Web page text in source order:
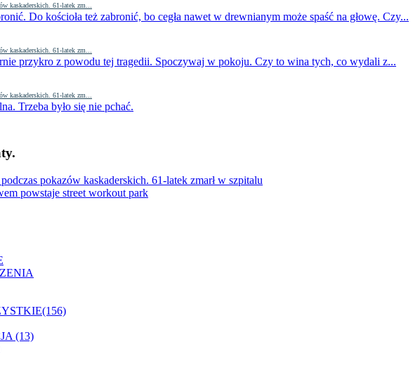
kaskaderskich. 61-latek zm...
Do kościoła też zabronić, bo cegła nawet w drewnianym może spaść na głowę. Czy...
kaskaderskich. 61-latek zm...
przykro z powodu tej tragedii. Spoczywaj w pokoju. Czy to wina tych, co wydali z...
kaskaderskich. 61-latek zm...
Trzeba było się nie pchać.
pokazów kaskaderskich. 61-latek zmarł w szpitalu
powstaje street workout park
(13)